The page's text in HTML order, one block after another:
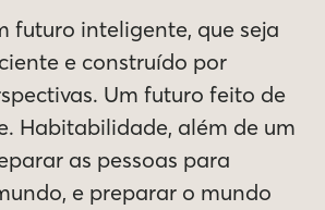
futuro inteligente, que seja
e construído por
Um futuro feito de
Habitabilidade, além de um
as pessoas para
e preparar o mundo